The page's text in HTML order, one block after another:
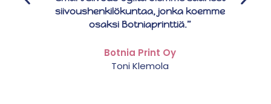
siivoushenkilökuntaa, jonka koemme
osaksi Botniaprinttiä.”
Botnia Print Oy
Toni Klemola